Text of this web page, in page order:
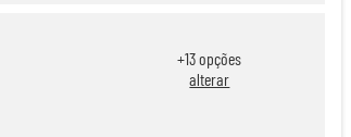
+13opções
alterar